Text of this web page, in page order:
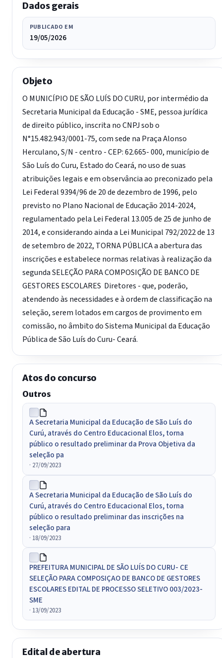
Dados gerais
PUBLICADO EM
19/05/2026
Objeto
O MUNICÍPIO DE SÃO LUÍS DO CURU, por intermédio da
Secretaria Municipal da Educação - SME, pessoa jurídica
de direito público, inscrita no CNPJ sob o
N°15.482.943/0001-75, com sede na Praça Alonso
Herculano, S/N - centro - CEP: 62.665- 000, município de
São Luís do Curu, Estado do Ceará, no uso de suas
atribuições legais e em observância ao preconizado pela
Lei Federal 9394/96 de 20 de dezembro de 1996, pelo
previsto no Plano Nacional de Educação 2014-2024,
regulamentado pela Lei Federal 13.005 de 25 de junho de
2014, e considerando ainda a Lei Municipal 792/2022 de 13
de setembro de 2022, TORNA PÚBLICA a abertura das
inscrições e estabelece normas relativas à realização da
segunda SELEÇÃO PARA COMPOSIÇÃO DE BANCO DE
GESTORES ESCOLARES  Diretores - que, poderão,
atendendo às necessidades e à ordem de classificação na
seleção, serem lotados em cargos de provimento em
comissão, no âmbito do Sistema Municipal da Educação
Pública de São Luís do Curu- Ceará.
Atos do concurso
Outros
A Secretaria Municipal da Educação de São Luís do
Curú, através do Centro Educacional Elos, torna
público o resultado preliminar da Prova Objetiva da
seleção pa
· 27/09/2023
A Secretaria Municipal da Educação de São Luís do
Curú, através do Centro Educacional Elos, torna
público o resultado preliminar das inscrições na
seleção para
· 18/09/2023
PREFEITURA MUNICIPAL DE SÃO LUÍS DO CURU- CE
SELEÇÃO PARA COMPOSIÇAO DE BANCO DE GESTORES
ESCOLARES EDITAL DE PROCESSO SELETIVO 003/2023-
SME
· 13/09/2023
Edital de abertura